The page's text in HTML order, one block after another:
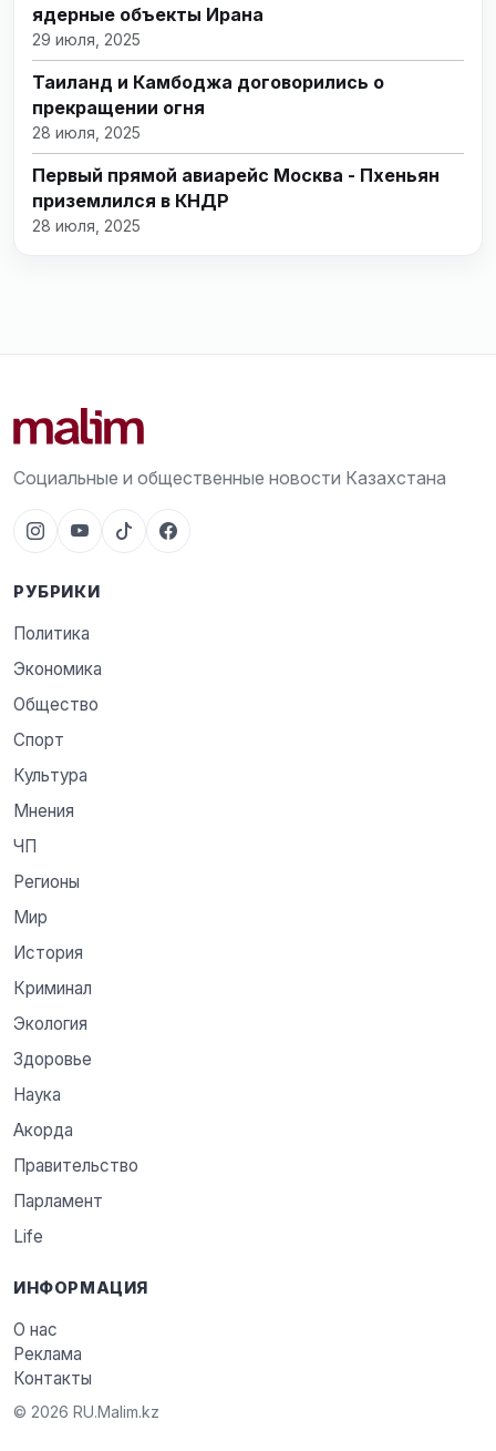
ядерные объекты Ирана
29 июля, 2025
Таиланд и Камбоджа договорились о
прекращении огня
28 июля, 2025
Первый прямой авиарейс Москва - Пхеньян
приземлился в КНДР
28 июля, 2025
Социальные и общественные новости Казахстана
РУБРИКИ
Политика
Экономика
Общество
Спорт
Культура
Мнения
ЧП
Регионы
Мир
История
Криминал
Экология
Здоровье
Наука
Акорда
Правительство
Парламент
Life
ИНФОРМАЦИЯ
О нас
Реклама
Контакты
© 2026 RU.Malim.kz